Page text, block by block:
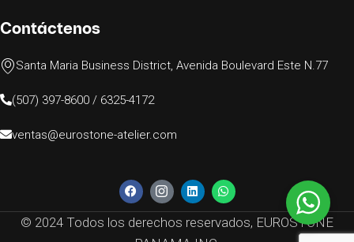
Contáctenos
Santa Maria Business District, Avenida Boulevard Este N.77
(507) 397-8600 / 6325-4172
ventas@eurostone-atelier.com
© 2024 Todos los derechos reservados, EUROSTONE